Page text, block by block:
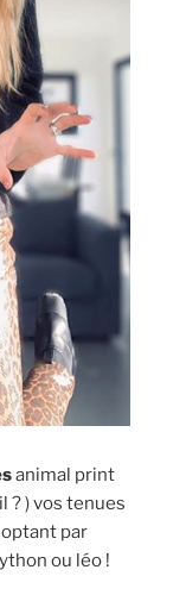
animal print
? ) vos tenues
par
ou léo !